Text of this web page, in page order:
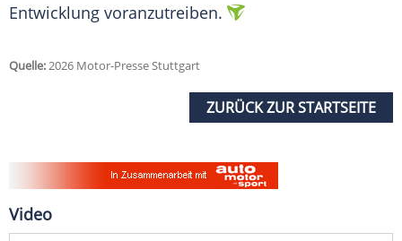
Entwicklung voranzutreiben.
Quelle:2026 Motor-Presse Stuttgart
ZURÜCK ZUR STARTSEITE
Video